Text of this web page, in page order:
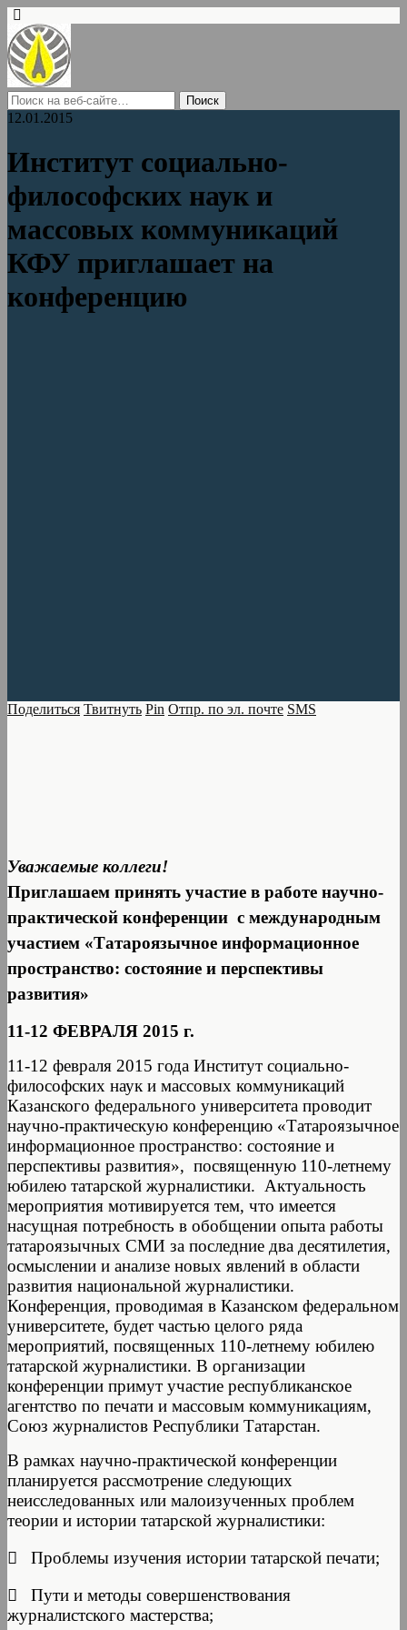
12.01.2015
Институт социально-
философских наук и
массовых коммуникаций
КФУ приглашает на
конференцию
Поделиться Твитнуть Pin Отпр. по эл. почте SMS
Уважаемые коллеги!
Приглашаем принять участие в работе научно-
практической конференции с международным
участием «Татароязычное информационное
пространство: состояние и перспективы
развития»
11-12 ФЕВРАЛЯ 2015 г.
11-12 февраля 2015 года Институт социально-
философских наук и массовых коммуникаций
Казанского федерального университета проводит
научно-практическую конференцию «Татароязычное
информационное пространство: состояние и
перспективы развития», посвященную 110-летнему
юбилею татарской журналистики. Актуальность
мероприятия мотивируется тем, что имеется
насущная потребность в обобщении опыта работы
татароязычных СМИ за последние два десятилетия,
осмыслении и анализе новых явлений в области
развития национальной журналистики.
Конференция, проводимая в Казанском федеральном
университете, будет частью целого ряда
мероприятий, посвященных 110-летнему юбилею
татарской журналистики. В организации
конференции примут участие республиканское
агентство по печати и массовым коммуникациям,
Союз журналистов Республики Татарстан.
В рамках научно-практической конференции
планируется рассмотрение следующих
неисследованных или малоизученных проблем
теории и истории татарской журналистики:
 Проблемы изучения истории татарской печати;
 Пути и методы совершенствования
журналистского мастерства;